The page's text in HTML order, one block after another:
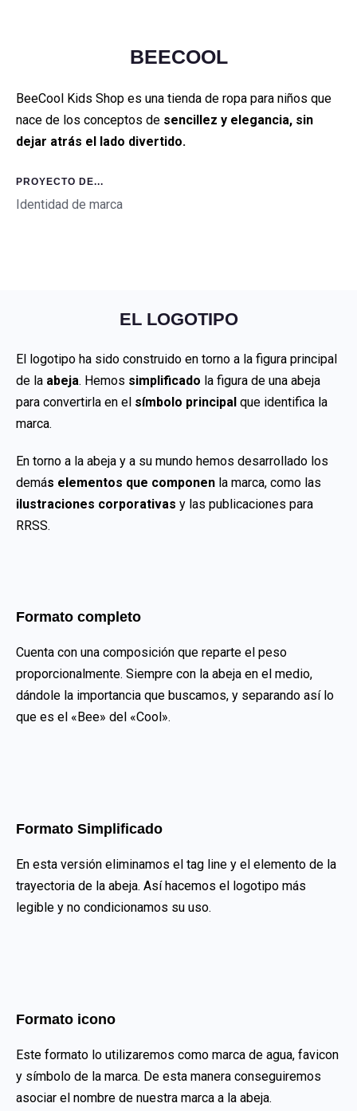
BEECOOL
BeeCool Kids Shop es una tienda de ropa para niños que
nace de los conceptos de sencillez y elegancia, sin
dejar atrás el lado divertido.
PROYECTO DE...
Identidad de marca
EL LOGOTIPO
El logotipo ha sido construido en torno a la figura principal
de la abeja. Hemos simplificado la figura de una abeja
para convertirla en el símbolo principal que identifica la
marca.
En torno a la abeja y a su mundo hemos desarrollado los
demás elementos que componen la marca, como las
ilustraciones corporativas y las publicaciones para
RRSS.
Formato completo
Cuenta con una composición que reparte el peso
proporcionalmente. Siempre con la abeja en el medio,
dándole la importancia que buscamos, y separando así lo
que es el «Bee» del «Cool».
Formato Simplificado
En esta versión eliminamos el tag line y el elemento de la
trayectoria de la abeja. Así hacemos el logotipo más
legible y no condicionamos su uso.
Formato icono
Este formato lo utilizaremos como marca de agua, favicon
y símbolo de la marca. De esta manera conseguiremos
asociar el nombre de nuestra marca a la abeja.